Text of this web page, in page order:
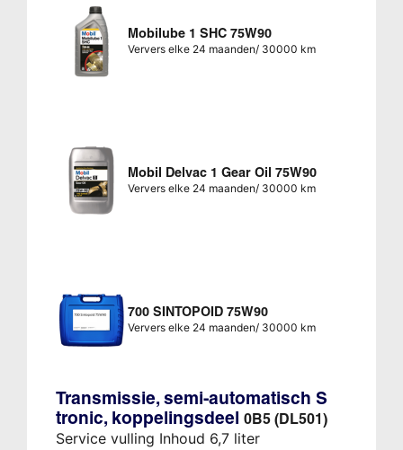
Mobilube 1 SHC 75W90
Ververs elke 24 maanden/ 30000 km
Mobil Delvac 1 Gear Oil 75W90
Ververs elke 24 maanden/ 30000 km
700 SINTOPOID 75W90
Ververs elke 24 maanden/ 30000 km
Transmissie, semi-automatisch S
tronic, koppelingsdeel 0B5 (DL501)
Service vulling Inhoud 6,7 liter